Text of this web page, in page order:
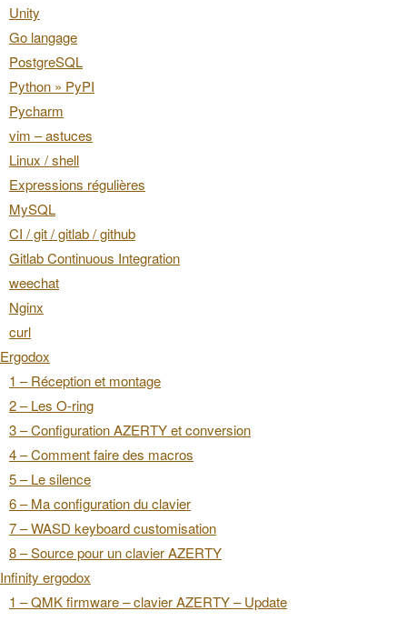
Unity
Go langage
PostgreSQL
Python » PyPI
Pycharm
vim – astuces
Linux / shell
Expressions régulières
MySQL
CI / git / gitlab / github
Gitlab Continuous Integration
weechat
Nginx
curl
Ergodox
1 – Réception et montage
2 – Les O-ring
3 – Configuration AZERTY et conversion
4 – Comment faire des macros
5 – Le silence
6 – Ma configuration du clavier
7 – WASD keyboard customisation
8 – Source pour un clavier AZERTY
Infinity ergodox
1 – QMK firmware – clavier AZERTY – Update